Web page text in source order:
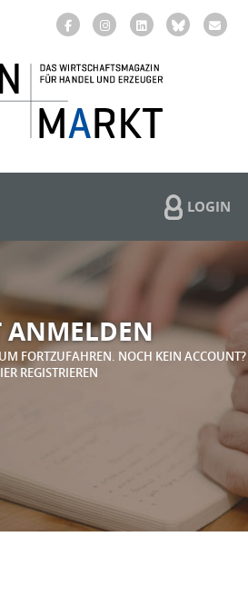
LOGIN
ANMELDEN
FORTZUFAHREN. NOCH KEIN ACCOUNT?
REGISTRIEREN